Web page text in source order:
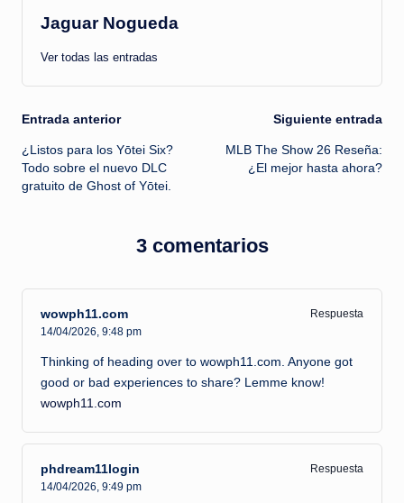
Jaguar Nogueda
Ver todas las entradas
Navegación
de
entradas
Entrada anterior
¿Listos para los Yōtei Six?
Todo sobre el nuevo DLC
gratuito de Ghost of Yōtei.
Siguiente entrada
MLB The Show 26 Reseña:
¿El mejor hasta ahora?
3 comentarios
wowph11.com
Respuesta
14/04/2026, 9:48 pm
Thinking of heading over to wowph11.com. Anyone got
good or bad experiences to share? Lemme know!
wowph11.com
phdream11login
Respuesta
14/04/2026, 9:49 pm